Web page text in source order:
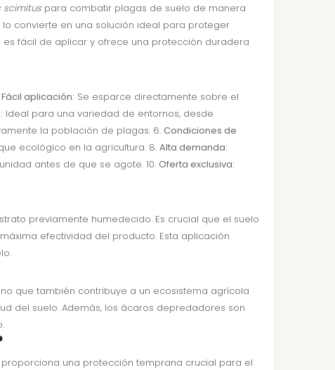
scimituspara combatir plagas de suelo de manera
convierte en una solución ideal para proteger
es fácil de aplicar y ofrece una protección duradera
Fácil aplicación: Se esparce directamente sobre el
Ideal para una variedad de entornos, desde
la población de plagas. 6. Condiciones de
ecológico en la agricultura. 8. Alta demanda:
antes de que se agote. 10. Oferta exclusiva:
previamente humedecido. Es crucial que el suelo
efectividad del producto. Esta aplicación
que también contribuye a un ecosistema agrícola
del suelo. Además, los ácaros depredadores son
una protección temprana crucial para el